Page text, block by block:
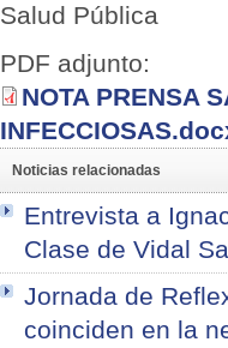
Salud Pública
PDF adjunto:
NOTA PRENSA
Noticias relacionadas
Entrevista a
Clase de Vidal
Jornada de
coinciden en la